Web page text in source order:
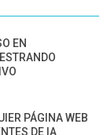
EN
PÁGINA WEB
DE IA